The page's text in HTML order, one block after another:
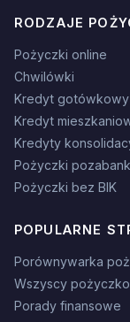
RODZAJE
Pożyczki online
Chwilówki
Kredyt gotówkowy
Kredyt
Kredyty
Pożyczki
Pożyczki bez BIK
POPULARNE
Porównywarka
Wszyscy
Porady finansowe